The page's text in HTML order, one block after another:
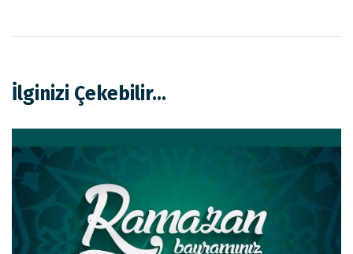
İlginizi Çekebilir...